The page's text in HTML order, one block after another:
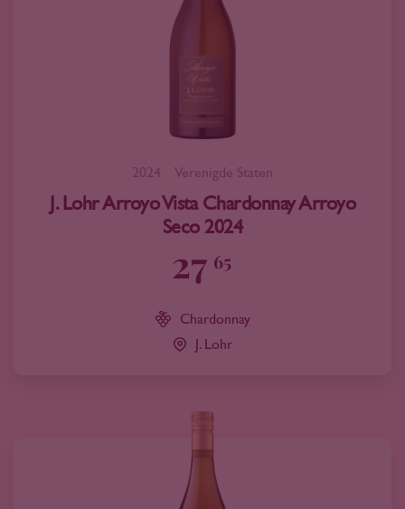
2024 Verenigde Staten
J. Lohr Arroyo Vista Chardonnay Arroyo
Seco 2024
27 65
Chardonnay
J. Lohr